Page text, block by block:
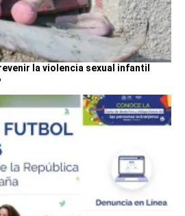
la violencia sexual infantil